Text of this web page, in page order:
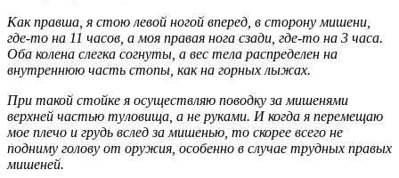
Как правша, я стою левой ногой вперед, в сторону мишени,
где-то на 11 часов, а моя правая нога сзади, где-то на 3 часа.
Оба колена слегка согнуты, а вес тела распределен на
внутреннюю часть стопы, как на горных лыжах.
При такой стойке я осуществляю поводку за мишенями
верхней частью туловища, а не руками. И когда я перемещаю
мое плечо и грудь вслед за мишенью, то скорее всего не
подниму голову от оружия, особенно в случае трудных правых
мишеней.